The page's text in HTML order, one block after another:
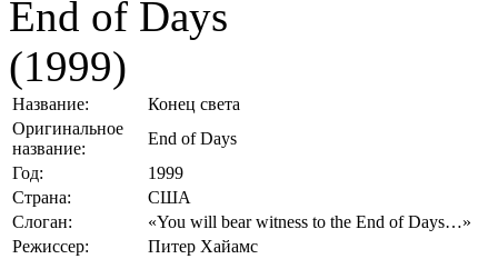
Название:
Конец света
Оригинальное
название:
End of Days
Год:
1999
Страна:
США
Слоган:
«You will bear witness to the End of Days…»
Режиссер:
Питер Хайамс